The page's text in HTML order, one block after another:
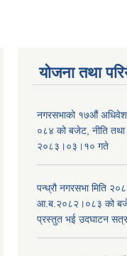
योजना तथा
नगरसभाको १७औं
०८४ को बजेट, नीति तथा
२०८३।०३।१० गते
पन्ध्रौ नगरसभा मिति
आ.ब.२०८२।०८३ को
प्रस्तुत भई उदघाटन